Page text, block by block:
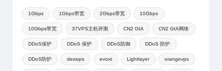
1Gbps 1Gbps带宽 2Gbps带宽 10Gbps
10Gbps带宽 37VPS主机评测 CN2 GIA CN2 GIA网络
DDoS保护 DDoS 保护 DDoS防御 DDoS 防护
DDoS防护 desivps evoxt Lightlayer orangevps